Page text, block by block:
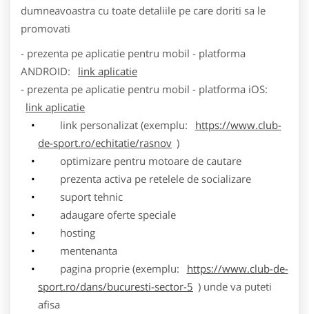
dumneavoastra cu toate detaliile pe care doriti sa le
promovati
- prezenta pe aplicatie pentru mobil - platforma
ANDROID:
link aplicatie
- prezenta pe aplicatie pentru mobil - platforma iOS:
link aplicatie
link personalizat (exemplu:
https://www.club-
de-sport.ro/echitatie/rasnov )
optimizare pentru motoare de cautare
prezenta activa pe retelele de socializare
suport tehnic
adaugare oferte speciale
hosting
mentenanta
pagina proprie (exemplu:
https://www.club-de-
sport.ro/dans/bucuresti-sector-5 ) unde va puteti
afisa